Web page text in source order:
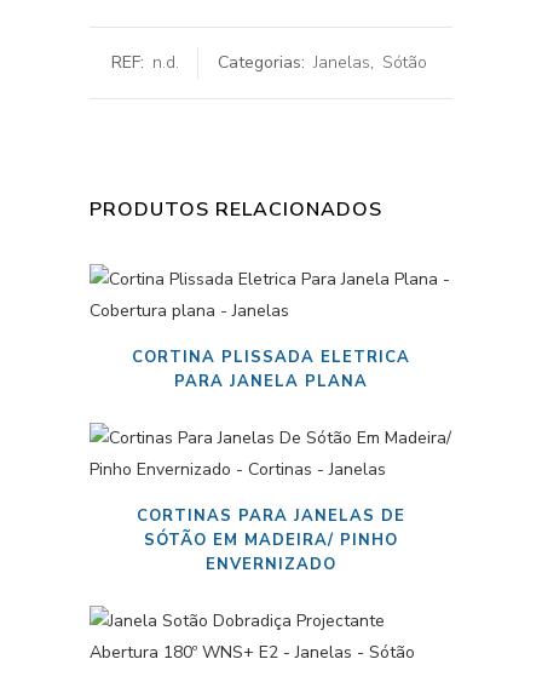
REF: n.d. Categorias: Janelas, Sótão
PRODUTOS RELACIONADOS
CORTINA PLISSADA ELETRICA
PARA JANELA PLANA
CORTINAS PARA JANELAS DE
SÓTÃO EM MADEIRA/ PINHO
ENVERNIZADO